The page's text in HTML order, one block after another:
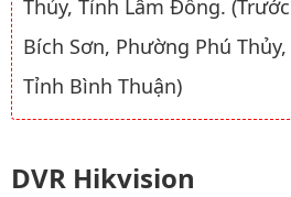
Thủy, Tỉnh Lâm Đồng.
Bích Sơn, Phường Phú Thủy,
Tỉnh Bình Thuận)
DVR Hikvision